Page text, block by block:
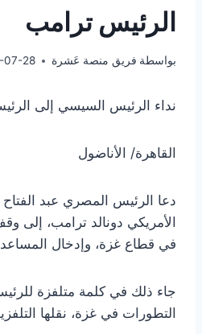
الرئيس ترامب
بواسطة فريق منصة عَشرة 07-28
نداء الرئيس السيسي إلى
القاهرة/ الأناضول
دعا الرئيس المصري عبد الفتاح
الأمريكي دونالد ترامب، إلى
في قطاع غزة، وإدخال
جاء ذلك في كلمة متلفزة
التطورات في غزة، نقلها